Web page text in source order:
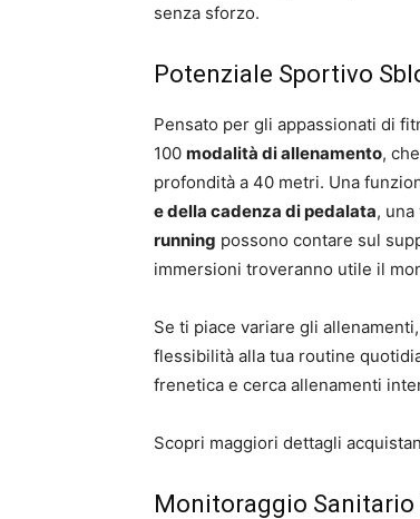
senza sforzo.
Potenziale Sportivo
Pensato per gli appassionati di
100 modalità di allenamento,
profondità a 40 metri. Una
e della cadenza di pedalata,
running possono contare sul
immersioni troveranno utile il
Se ti piace variare gli
flessibilità alla tua routine
frenetica e cerca allenamenti
Scopri maggiori dettagli
Monitoraggio Sanitario